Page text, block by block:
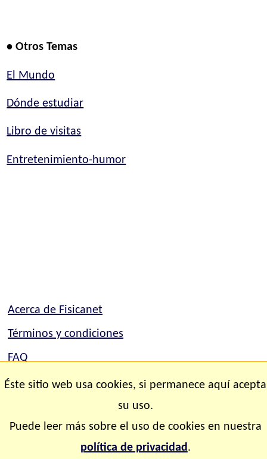
• Otros Temas
El Mundo
Dónde estudiar
Libro de visitas
Entretenimiento-humor
Acerca de Fisicanet
Términos y condiciones
FAQ
Mapa del sitio
Copyright © 2.000-2.028 Fisicanet ® Todos los
Éste sitio web usa cookies, si permanece aquí acepta
su uso.
Puede leer más sobre el uso de cookies en nuestra
política de privacidad.